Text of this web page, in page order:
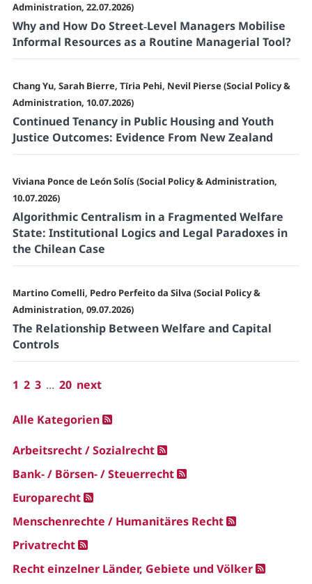
Administration, 22.07.2026)
Why and How Do Street‐Level Managers Mobilise
Informal Resources as a Routine Managerial Tool?
Chang Yu, Sarah Bierre, Tīria Pehi, Nevil Pierse (Social Policy &
Administration, 10.07.2026)
Continued Tenancy in Public Housing and Youth
Justice Outcomes: Evidence From New Zealand
Viviana Ponce de León Solís (Social Policy & Administration,
10.07.2026)
Algorithmic Centralism in a Fragmented Welfare
State: Institutional Logics and Legal Paradoxes in
the Chilean Case
Martino Comelli, Pedro Perfeito da Silva (Social Policy &
Administration, 09.07.2026)
The Relationship Between Welfare and Capital
Controls
1 2 3 ... 20 next
Alle Kategorien
Arbeitsrecht / Sozialrecht
Bank- / Börsen- / Steuerrecht
Europarecht
Menschenrechte / Humanitäres Recht
Privatrecht
Recht einzelner Länder, Gebiete und Völker